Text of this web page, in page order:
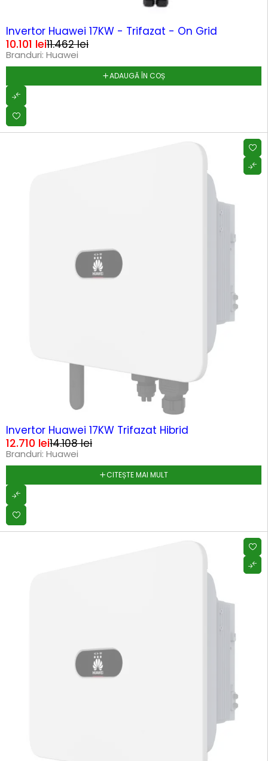
Invertor Huawei 17KW - Trifazat - On Grid
11.462lei
10.101 lei
Branduri: Huawei
ADAUGĂ ÎN COȘ
Invertor Huawei 17KW Trifazat Hibrid
14.108lei
12.710 lei
Branduri: Huawei
CITEȘTE MAI MULT